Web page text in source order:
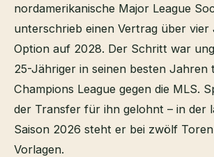
nordamerikanische Major League
unterschrieb einen Vertrag über vier
Option auf 2028. Der Schritt war
25-Jähriger in seinen besten Jahren
Champions League gegen die MLS.
der Transfer für ihn gelohnt – in der
Saison 2026 steht er bei zwölf
Vorlagen.